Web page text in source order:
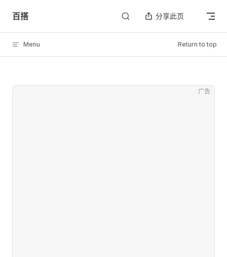
Skip to content
百搭 分享此页
Menu Return to top
广告